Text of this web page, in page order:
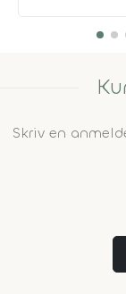
Skriv en